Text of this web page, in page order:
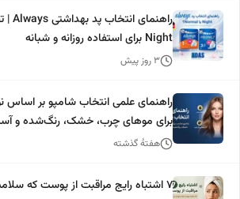
Night برای استفاده روزانه و شبانه
۳ روز پیش
راهنمای علمی انتخاب شامپو بر اساس
برای موهای چرب، خشک، رنگ‌شده و
هفتهٔ گذشته
۷ اشتباه رایج مراقبت از پوست که